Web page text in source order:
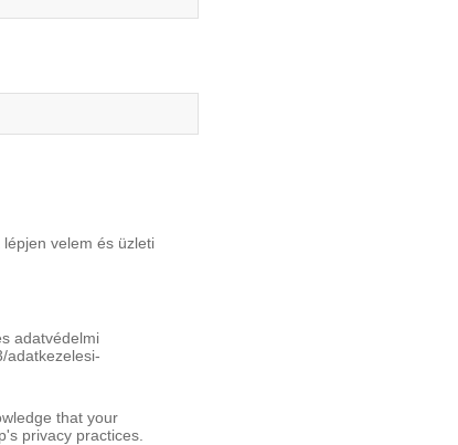
velem és üzleti
adatvédelmi
adatkezelesi-
that your
privacy practices.